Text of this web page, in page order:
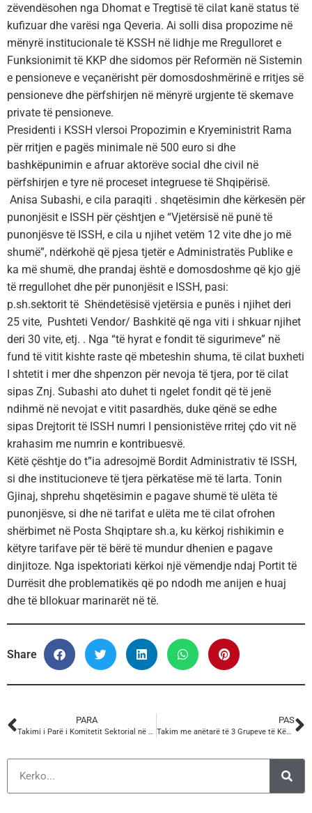
zëvendësohen nga Dhomat e Tregtisë të cilat kanë status të
kufizuar dhe varësi nga Qeveria. Ai solli disa propozime në
mënyrë institucionale të KSSH në lidhje me Rregulloret e
Funksionimit të KKP dhe sidomos për Reformën në Sistemin
e pensioneve e veçanërisht për domosdoshmërinë e rritjes së
pensioneve dhe përfshirjen në mënyrë urgjente të skemave
private të pensioneve.
Presidenti i KSSH vlersoi Propozimin e Kryeministrit Rama
për rritjen e pagës minimale në 500 euro si dhe
bashkëpunimin e afruar aktorëve social dhe civil në
përfshirjen e tyre në proceset integruese të Shqipërisë.
Anisa Subashi, e cila paraqiti . shqetësimin dhe kërkesën për
punonjësit e ISSH për çështjen e “Vjetërsisë në punë të
punonjësve të ISSH, e cila u njihet vetëm 12 vite dhe jo më
shumë”, ndërkohë që pjesa tjetër e Administratës Publike e
ka më shumë, dhe prandaj është e domosdoshme që kjo gjë
të rregullohet dhe për punonjësit e ISSH, pasi:
p.sh.sektorit të Shëndetësisë vjetërsia e punës i njihet deri
25 vite, Pushteti Vendor/ Bashkitë që nga viti i shkuar njihet
deri 30 vite, etj. . Nga “të hyrat e fondit të sigurimeve” në
fund të vitit kishte raste që mbeteshin shuma, të cilat buxheti
I shtetit i mer dhe shpenzon për nevoja të tjera, por të cilat
sipas Znj. Subashi ato duhet ti ngelet fondit që të jenë
ndihmë në nevojat e vitit pasardhës, duke qënë se edhe
sipas Drejtorit të ISSH numri I pensionistëve rritej çdo vit në
krahasim me numrin e kontribuesvë.
Këtë çështje do t”ia adresojmë Bordit Administrativ të ISSH,
si dhe institucioneve të tjera përkatëse më të larta. Tonin
Gjinaj, shprehu shqetësimin e pagave shumë të ulëta të
punonjësve, si dhe në tarifat e ulëta me të cilat ofrohen
shërbimet në Posta Shqiptare sh.a, ku kërkoj rishikimin e
këtyre tarifave për të bërë të mundur dhenien e pagave
dinjitoze. Nga ispektoriati kërkoi një vëmendje ndaj Portit të
Durrësit dhe problematikës që po ndodh me anijen e huaj
dhe të bllokuar marinarët në të.
Share
PARA
Takimi i Parë i Komitetit Sektorial në Mikpritje dhe Turizëm – për vitin 2025
PAS
Takim me anëtarë të 3 Grupeve të Këshillit Ekonomik e Social Europian (EESC)